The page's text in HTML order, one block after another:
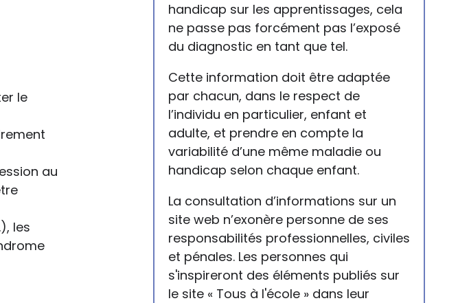
le
au
les
handicap sur les apprentissages, cela
ne passe pas forcément pas l’exposé
du diagnostic en tant que tel.
Cette information doit être adaptée
par chacun, dans le respect de
l’individu en particulier, enfant et
adulte, et prendre en compte la
variabilité d’une même maladie ou
handicap selon chaque enfant.
La consultation d’informations sur un
site web n’exonère personne de ses
responsabilités professionnelles, civiles
et pénales. Les personnes qui
s'inspireront des éléments publiés sur
le site « Tous à l'école » dans leur